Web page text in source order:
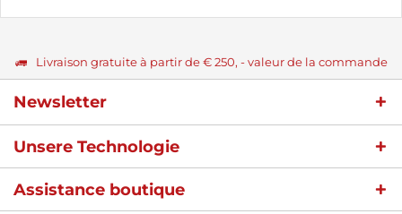
Livraison gratuite à partir de € 250, - valeur de la commande
Newsletter
Unsere Technologie
Assistance boutique